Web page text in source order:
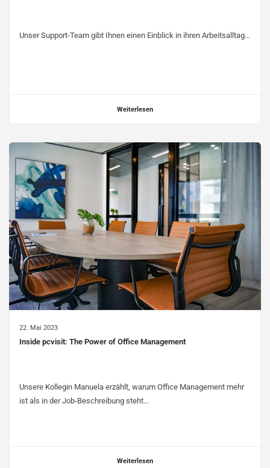
Unser Support-Team gibt Ihnen einen Einblick in ihren Arbeitsalltag...
Weiterlesen
22. Mai 2023
Inside pcvisit: The Power of Office Management
Unsere Kollegin Manuela erzählt, warum Office Management mehr
ist als in der Job-Beschreibung steht...
Weiterlesen